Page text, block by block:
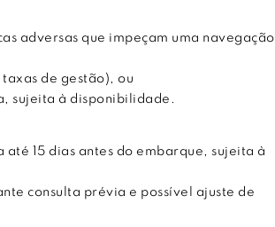
adversas que impeçam uma navegação
de gestão), ou
sujeita à disponibilidade.
15 dias antes do embarque, sujeita à
consulta prévia e possível ajuste de